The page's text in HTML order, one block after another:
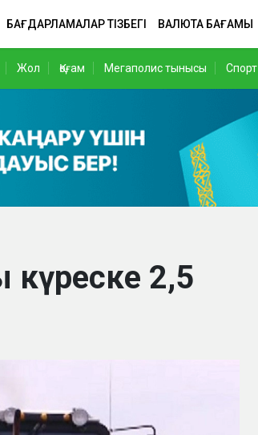
БАҒДАРЛАМАЛАР ТІЗБЕГІ ВАЛЮТА БАҒАМЫ
Жол Қоғам Мегаполис тынысы Спорт
күреске 2,5